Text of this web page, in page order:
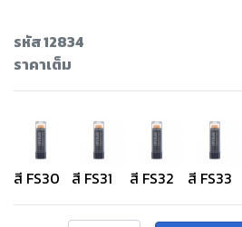
รหัส 12834
ราคาเต็ม
สี FS30 สี FS31 สี FS32 สี FS33